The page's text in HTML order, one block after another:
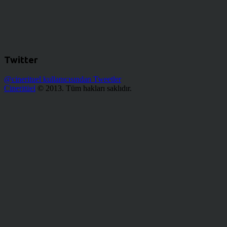
Twitter
@cinerituel kullanıcısından Tweetler
Cineritüel © 2013. Tüm hakları saklıdır.